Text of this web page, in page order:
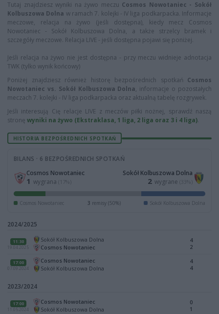
Tutaj znajdziesz wyniki na żywo meczu Cosmos Nowotaniec - Sokół
Kolbuszowa Dolna w ramach 7. kolejki - IV liga podkarpacka. Informacje
meczowe, relacja na żywo (jeśli dostępna), kiedy mecz Cosmos
Nowotaniec - Sokół Kolbuszowa Dolna, a także strzelcy bramek i
szczegóły meczowe. Relacja LIVE - jeśli dostępna pojawi się poniżej.
Jeśli relacja na żywo nie jest dostępna - przy meczu widnieje adnotacja
TWK (tylko wynik końcowy)
Poniżej znajdziesz również historę bezpośrednich spotkań Cosmos
Nowotaniec vs. Sokół Kolbuszowa Dolna, informacje o pozostałych
meczach 7. kolejki - IV liga podkarpacka oraz aktualną tabelę rozgrywek.
Jeśli interesują Cię relacje LIVE z meczów piłki nożnej, sprawdź naszą
stronę wyniki na żywo (Ekstraklasa, 1 liga, 2 liga oraz 3 i 4 liga).
HISTORIA BEZPOŚREDNICH SPOTKAŃ
BILANS · 6 BEZPOŚREDNICH SPOTKAŃ
Cosmos Nowotaniec
1 wygrana (17%)
Sokół Kolbuszowa Dolna
2 wygrane (33%)
Cosmos Nowotaniec 3 remisy (50%) Sokół Kolbuszowa Dolna
2024/2025
11:30
19.04.2025
Sokół Kolbuszowa Dolna
Cosmos Nowotaniec
4
2
17:00
07.09.2024
Cosmos Nowotaniec
Sokół Kolbuszowa Dolna
4
4
2023/2024
17:00
11.05.2024
Cosmos Nowotaniec
Sokół Kolbuszowa Dolna
0
1